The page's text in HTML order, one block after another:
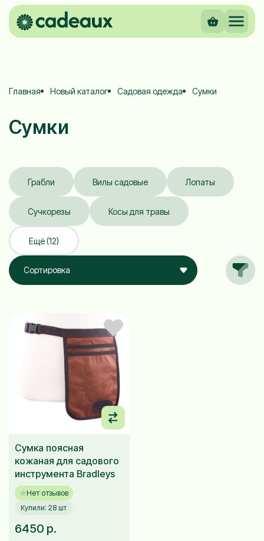
Главная Новый каталог Садовая одежда Сумки
Сумки
Грабли Вилы садовые Лопаты
Сучкорезы Косы для травы
Ещё (12)
Сортировка
Сумка поясная
кожаная для садового
инструмента Bradleys
Нет отзывов
Купили: 28 шт
6450 р.